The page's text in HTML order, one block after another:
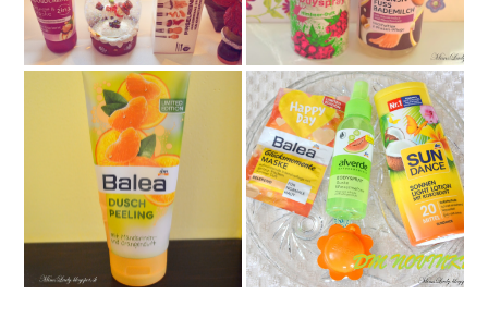
Balea sprchovací peeling
mandarínka & pomaranč
Balea, Alverde a Sundance
novinky